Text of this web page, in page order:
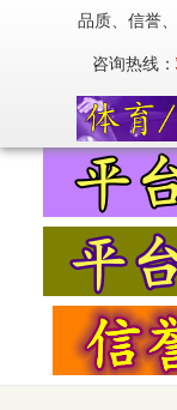
品质、信
咨询热线：